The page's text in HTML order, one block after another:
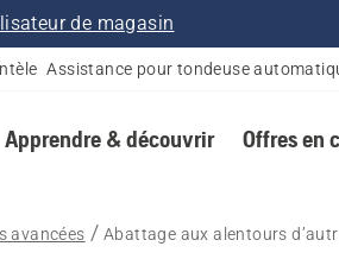
de magasin
Assistance pour tondeuse
Apprendre & découvrir Offres en
avancées Abattage aux alentours